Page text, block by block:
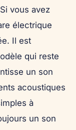
vous avez
électrique
Il est
qui reste
un son
acoustiques
à
un son